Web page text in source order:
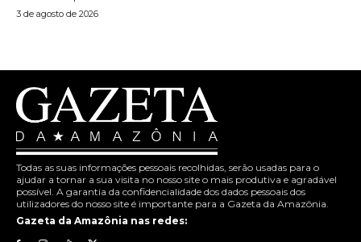
3 de agosto de 2026
Todas as suas informações pessoais recolhidas, serão usadas para o
ajudar a tornar a sua visita no nosso site o mais produtiva e agradável
possível. A garantia da confidencialidade dos dados pessoais dos
utilizadores do nosso site é importante para a Gazeta da Amazônia.
Gazeta da Amazônia nas redes: